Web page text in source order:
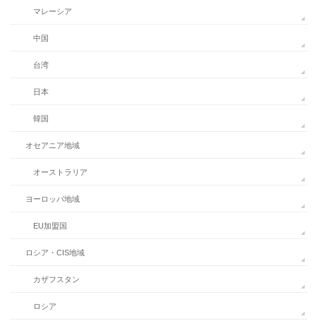
マレーシア
中国
台湾
日本
韓国
オセアニア地域
オーストラリア
ヨーロッパ地域
EU加盟国
ロシア・CIS地域
カザフスタン
ロシア